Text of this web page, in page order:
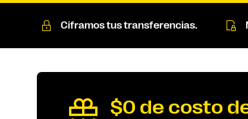
Ciframos tus transferencias.
$0 de costo